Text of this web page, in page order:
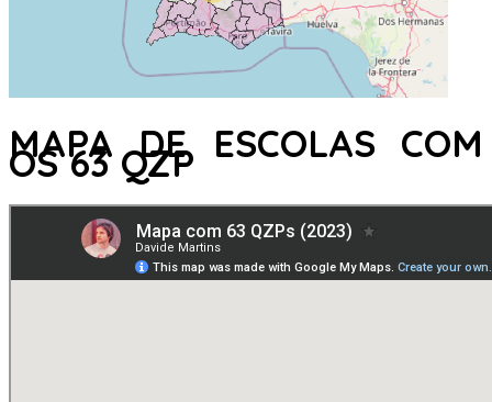
MAPA DE ESCOLAS COM
OS 63 QZP